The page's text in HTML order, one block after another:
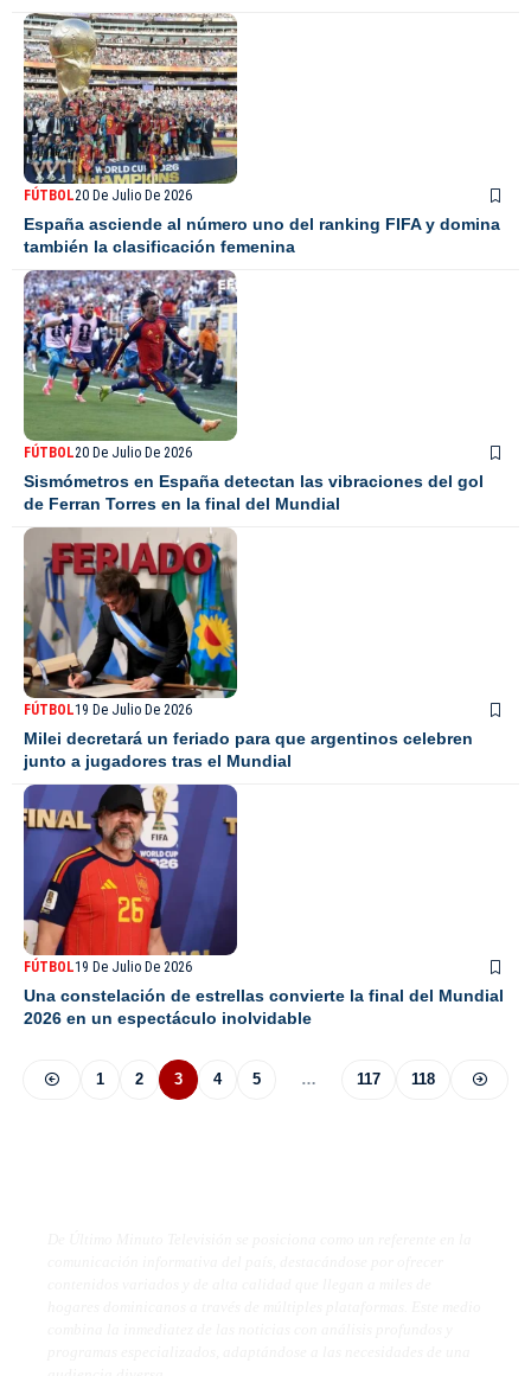
FÚTBOL20 De Julio De 2026
España asciende al número uno del ranking FIFA y domina
también la clasificación femenina
FÚTBOL20 De Julio De 2026
Sismómetros en España detectan las vibraciones del gol
de Ferran Torres en la final del Mundial
FÚTBOL19 De Julio De 2026
Milei decretará un feriado para que argentinos celebren
junto a jugadores tras el Mundial
FÚTBOL19 De Julio De 2026
Una constelación de estrellas convierte la final del Mundial
2026 en un espectáculo inolvidable
1 2 3 4 5 … 117 118